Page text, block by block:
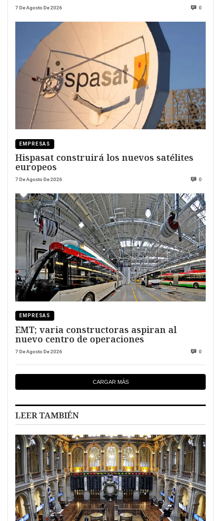
7 De Agosto De 2026 0
EMPRESAS
Hispasat construirá los nuevos satélites
europeos
7 De Agosto De 2026 0
EMPRESAS
EMT; varia constructoras aspiran al
nuevo centro de operaciones
7 De Agosto De 2026 0
CARGAR MÁS
LEER TAMBIÉN